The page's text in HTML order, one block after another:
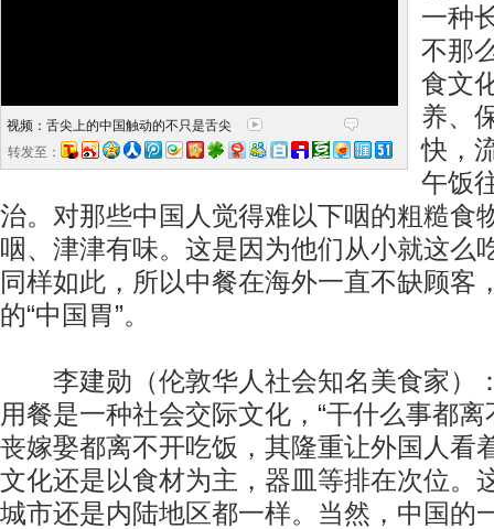
视频：舌尖上的中国触动的不只是舌尖
转发至：
一种
不那
食文
养、
快，
午饭
治。对那些中国人觉得难以下咽的粗糙食
咽、津津有味。这是因为他们从小就这么
同样如此，所以中餐在海外一直不缺顾客
的“中国胃”。
李建勋（伦敦华人社会知名美食家）
用餐是一种社会交际文化，“干什么事都
丧嫁娶都离不开吃饭，其隆重让外国人看
文化还是以食材为主，器皿等排在次位。
城市还是内陆地区都一样。当然，中国的